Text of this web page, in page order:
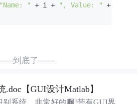
"Name: " + i + ", Value: "
+
到底了——
【GUI设计Matlab】